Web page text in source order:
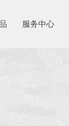
服务中心